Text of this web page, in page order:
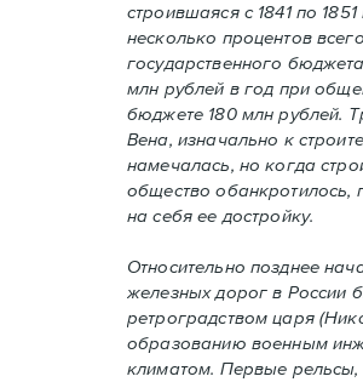
строившаяся с 1841 по
несколько процентов всего
государственного
млн рублей в год при
бюджете 180 млн рублей.
Вена, изначально к
намечалась, но когда
общество обанкротилось,
на себя ее достройку.
Относительно позднее
железных дорог в России
ретроградством царя
образованию военным
климатом. Первые рельсы,